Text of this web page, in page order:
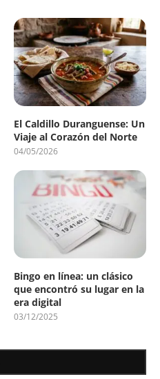
El Caldillo Duranguense: Un
Viaje al Corazón del Norte
04/05/2026
Bingo en línea: un clásico
que encontró su lugar en la
era digital
03/12/2025